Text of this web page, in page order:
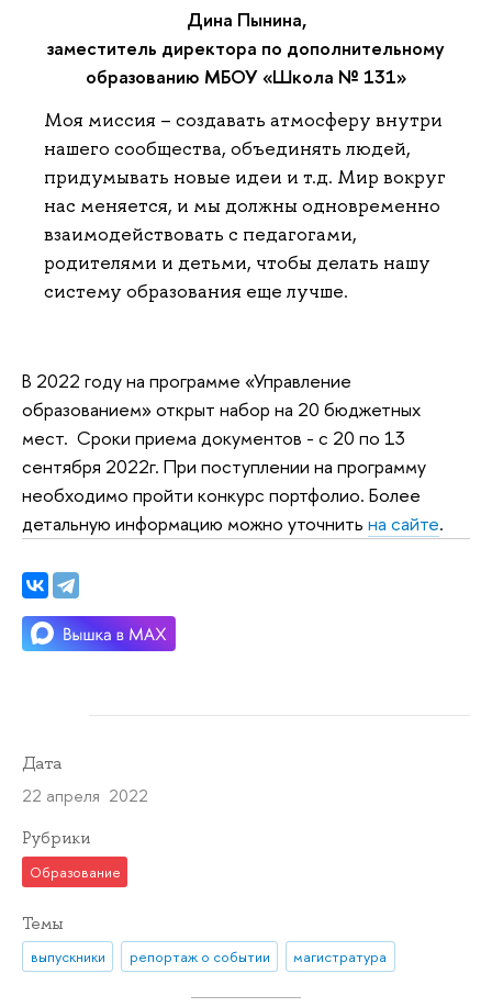
Дина Пынина,
заместитель директора по дополнительному
образованию МБОУ «Школа № 131»
Моя миссия – создавать атмосферу внутри
нашего сообщества, объединять людей,
придумывать новые идеи и т.д. Мир вокруг
нас меняется, и мы должны одновременно
взаимодействовать с педагогами,
родителями и детьми, чтобы делать нашу
систему образования еще лучше.
В 2022 году на программе «Управление
образованием» открыт набор на 20 бюджетных
мест. Сроки приема документов - с 20 по 13
сентября 2022г. При поступлении на программу
необходимо пройти конкурс портфолио. Более
детальную информацию можно уточнить на сайте.
Дата
22 апреля 2022
Рубрики
Образование
Темы
выпускники репортаж о событии магистратура